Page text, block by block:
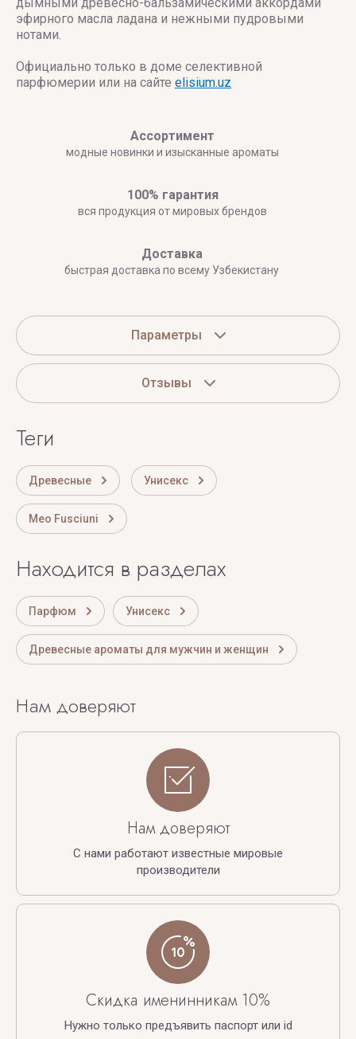
дымными древесно-бальзамическими аккордами
эфирного масла ладана и нежными пудровыми
нотами.
Официально только в доме селективной
парфюмерии или на сайте elisium.uz
Ассортимент
модные новинки и изысканные ароматы
100% гарантия
вся продукция от мировых брендов
Доставка
быстрая доставка по всему Узбекистану
Параметры
Отзывы
теги
Древесные Унисекс
Meo Fusciuni
Находится в разделах
Парфюм Унисекс
Древесные ароматы для мужчин и женщин
Нам доверяют
Нам доверяют
С нами работают известные мировые
производители
Скидка именинникам 10%
Нужно только предъявить паспорт или id